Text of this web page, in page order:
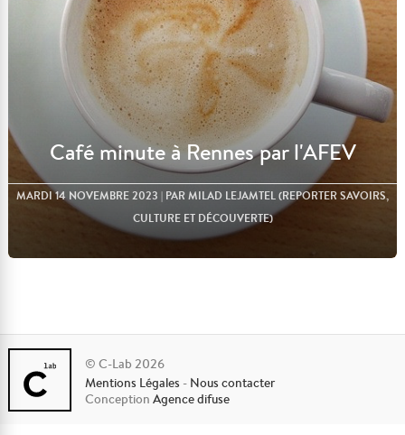
Café minute à Rennes par l'AFEV
MARDI 14 NOVEMBRE 2023 | PAR MILAD LEJAMTEL (REPORTER SAVOIRS,
CULTURE ET DÉCOUVERTE)
Lire l'article
© C-Lab 2026
Mentions Légales - Nous contacter
ConceptionAgence difuse